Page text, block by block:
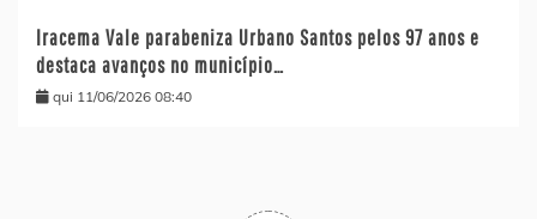
Iracema Vale parabeniza Urbano Santos pelos 97 anos e
destaca avanços no município…
qui 11/06/2026 08:40